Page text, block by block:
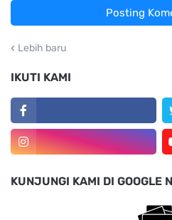
Posting
Lebih baru
IKUTI KAMI
KUNJUNGI KAMI DI GOOGLE